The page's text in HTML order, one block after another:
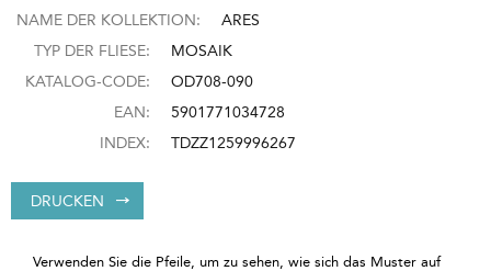
NAME DER KOLLEKTION:
ARES
TYP DER FLIESE:
MOSAIK
KATALOG-CODE:
OD708-090
EAN:
5901771034728
INDEX:
TDZZ1259996267
DRUCKEN
Verwenden Sie die Pfeile, um zu sehen, wie sich das Muster auf